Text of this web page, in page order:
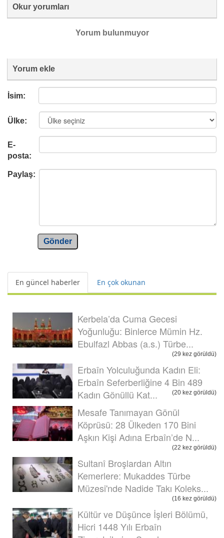
Okur yorumları
Yorum bulunmuyor
Yorum ekle
İsim:
Ülke:
E-
posta:
Paylaş:
Gönder
En güncel haberler En çok okunan
Kerbela’da Cuma Gecesi
Yoğunluğu: Binlerce Mümin Hz.
Ebulfazl Abbas (a.s.) Türbe...
(29 kez görüldü)
Erbaîn Yolculuğunda Kadın Eli:
Erbaîn Seferberliğine 4 Bin 489
Kadın Gönüllü Kat...
(20 kez görüldü)
Mesafe Tanımayan Gönül
Köprüsü: 28 Ülkeden 170 Bini
Aşkın Kişi Adına Erbaîn’de N...
(22 kez görüldü)
Sultanî Broşlardan Altın
Kemerlere: Mukaddes Türbe
Müzesi'nde Nadide Takı Koleks...
(16 kez görüldü)
Kültür ve Düşünce İşleri Bölümü,
Hicri 1448 Yılı Erbaîn